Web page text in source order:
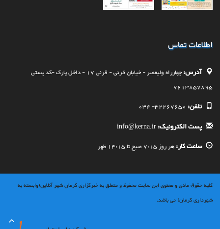
اطلاعات تماس
آدرس:
چهارراه وليعصر - خيابان قرنی - قرنی 17 - داخل پارک -کد پستی
7613857895
تلفن: 32267650- 034
پست الکترونیک: info@kerna.ir
ساعت کار:هر روز 7:15 صبح تا 14:15 ظهر
کلیه حقوق مادی و معنوی این سایت محفوظ و متعلق به خبرگزاری کرمان شهر آنلاین(وابسته به
شهرداری کرمان) می باشد.